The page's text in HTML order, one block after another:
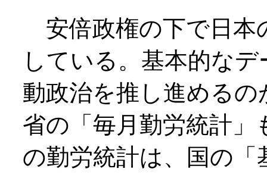
安倍政権の下で日本
している。基本的な
動政治を推し進める
省の「毎月勤労統計
の勤労統計は、国の